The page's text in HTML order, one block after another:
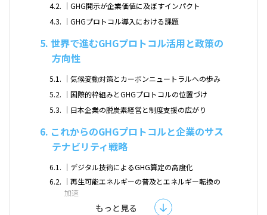
4.2
｜GHG開示が企業価値に及ぼすインパクト
4.3
｜GHGプロトコル導入における課題
5 世界で進むGHGプロトコル活用と政策の
方向性
5.1
｜気候変動対策とカーボンニュートラルへの歩み
5.2
｜国際的枠組みとGHGプロトコルの位置づけ
5.3
｜日本企業の脱炭素経営と制度支援の広がり
6 これからのGHGプロトコルと企業のサス
テナビリティ戦略
6.1
｜デジタル技術によるGHG算定の高度化
6.2
｜再生可能エネルギーの普及とエネルギー転換の
加速
｜脱炭素に向けた新たな可能性
もっと見る